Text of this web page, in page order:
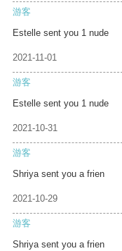
游客
Estelle sent you 1 nude
2021-11-01
游客
Estelle sent you 1 nude
2021-10-31
游客
Shriya sent you a frien
2021-10-29
游客
Shriya sent you a frien